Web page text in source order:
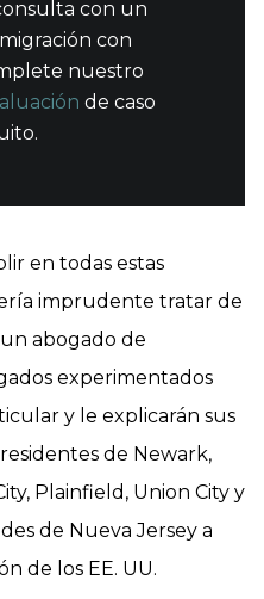
con un
con
nuestro
de caso
en todas estas
imprudente tratar de
abogado de
experimentados
y le explicarán sus
de Newark,
Plainfield, Union City y
de Nueva Jersey a
de los EE. UU.